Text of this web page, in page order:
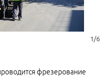
1/6
фрезерование